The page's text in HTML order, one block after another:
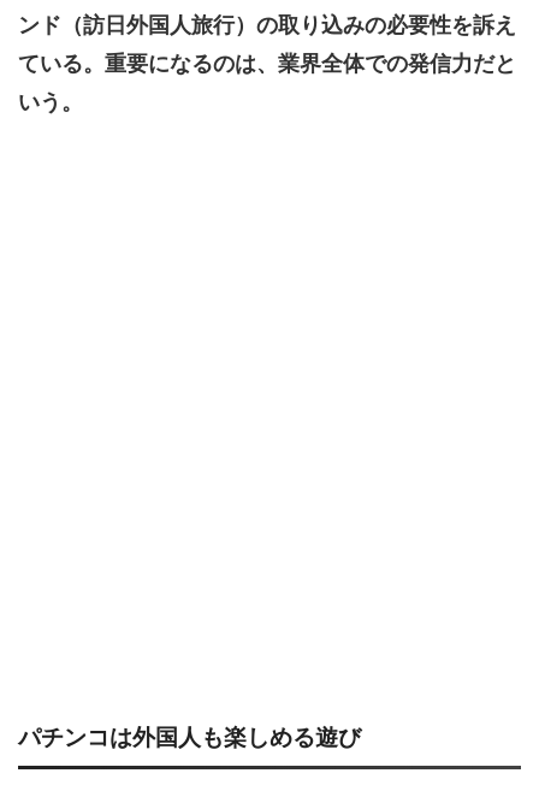
ンド（訪日外国人旅行）の取り込みの必要性を訴え
ている。重要になるのは、業界全体での発信力だと
いう。
パチンコは外国人も楽しめる遊び